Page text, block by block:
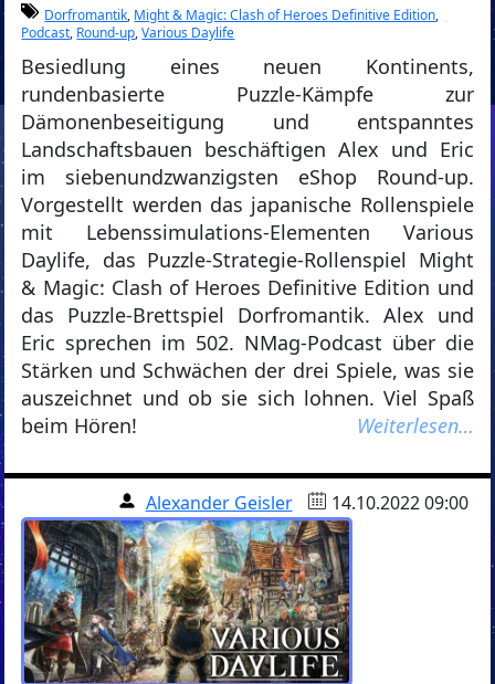
Dorfromantik, Might & Magic: Clash of Heroes Definitive Edition,
Podcast, Round-up,Various Daylife
Besiedlung eines neuen Kontinents,
rundenbasierte Puzzle-Kämpfe zur
Dämonenbeseitigung und entspanntes
Landschaftsbauen beschäftigen Alex und Eric
im siebenundzwanzigsten eShop Round-up.
Vorgestellt werden das japanische Rollenspiele
mit Lebenssimulations-Elementen Various
Daylife, das Puzzle-Strategie-Rollenspiel Might
& Magic: Clash of Heroes Definitive Edition und
das Puzzle-Brettspiel Dorfromantik. Alex und
Eric sprechen im 502. NMag-Podcast über die
Stärken und Schwächen der drei Spiele, was sie
auszeichnet und ob sie sich lohnen. Viel Spaß
beim Hören!
Weiterlesen…
Alexander Geisler 14.10.2022 09:00